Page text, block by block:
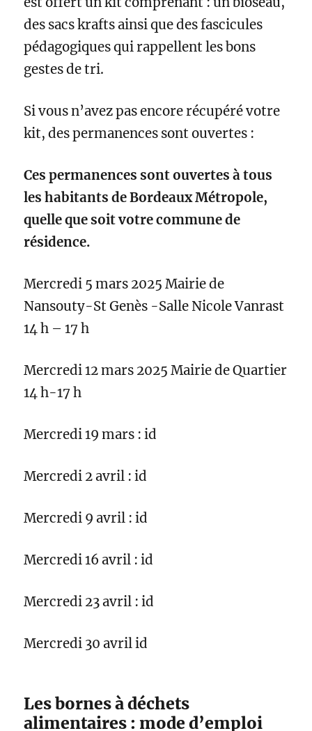
des sacs krafts ainsi que des fascicules
pédagogiques qui rappellent les bons
gestes de tri.
Si vous n’avez pas encore récupéré votre
kit, des permanences sont ouvertes :
Ces permanences sont ouvertes à tous
les habitants de Bordeaux Métropole,
quelle que soit votre commune de
résidence.
Mercredi 5 mars 2025 Mairie de
Nansouty-St Genès -Salle Nicole Vanrast
14 h – 17 h
Mercredi 12 mars 2025 Mairie de Quartier
14 h-17 h
Mercredi 19 mars : id
Mercredi 2 avril : id
Mercredi 9 avril : id
Mercredi 16 avril : id
Mercredi 23 avril : id
Mercredi 30 avril id
Les bornes à déchets
alimentaires : mode d’emploi